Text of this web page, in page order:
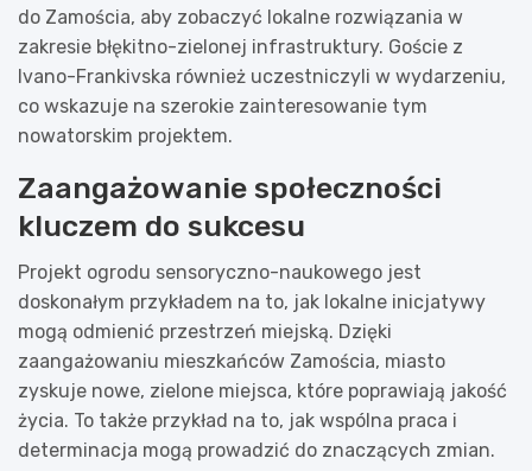
do Zamościa, aby zobaczyć lokalne rozwiązania w
zakresie błękitno-zielonej infrastruktury. Goście z
Ivano-Frankivska również uczestniczyli w wydarzeniu,
co wskazuje na szerokie zainteresowanie tym
nowatorskim projektem.
Zaangażowanie społeczności
kluczem do sukcesu
Projekt ogrodu sensoryczno-naukowego jest
doskonałym przykładem na to, jak lokalne inicjatywy
mogą odmienić przestrzeń miejską. Dzięki
zaangażowaniu mieszkańców Zamościa, miasto
zyskuje nowe, zielone miejsca, które poprawiają jakość
życia. To także przykład na to, jak wspólna praca i
determinacja mogą prowadzić do znaczących zmian.